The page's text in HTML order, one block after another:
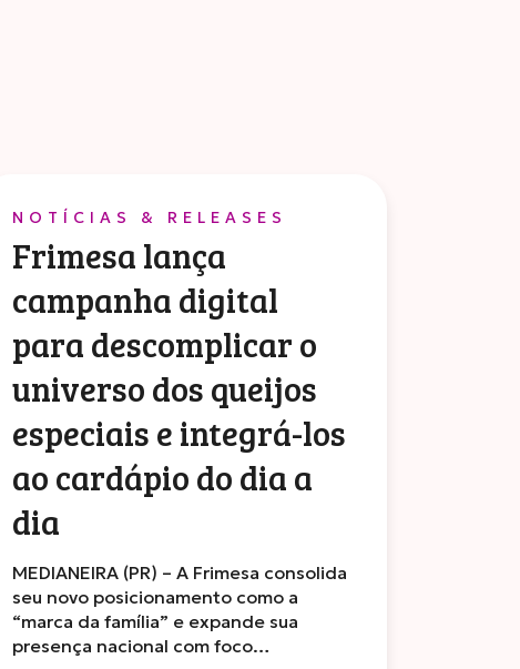
NOTÍCIAS & RELEASES
Frimesa lança
campanha digital
para descomplicar o
universo dos queijos
especiais e integrá-los
ao cardápio do dia a
dia
MEDIANEIRA (PR) – A Frimesa consolida
seu novo posicionamento como a
“marca da família” e expande sua
presença nacional com foco…